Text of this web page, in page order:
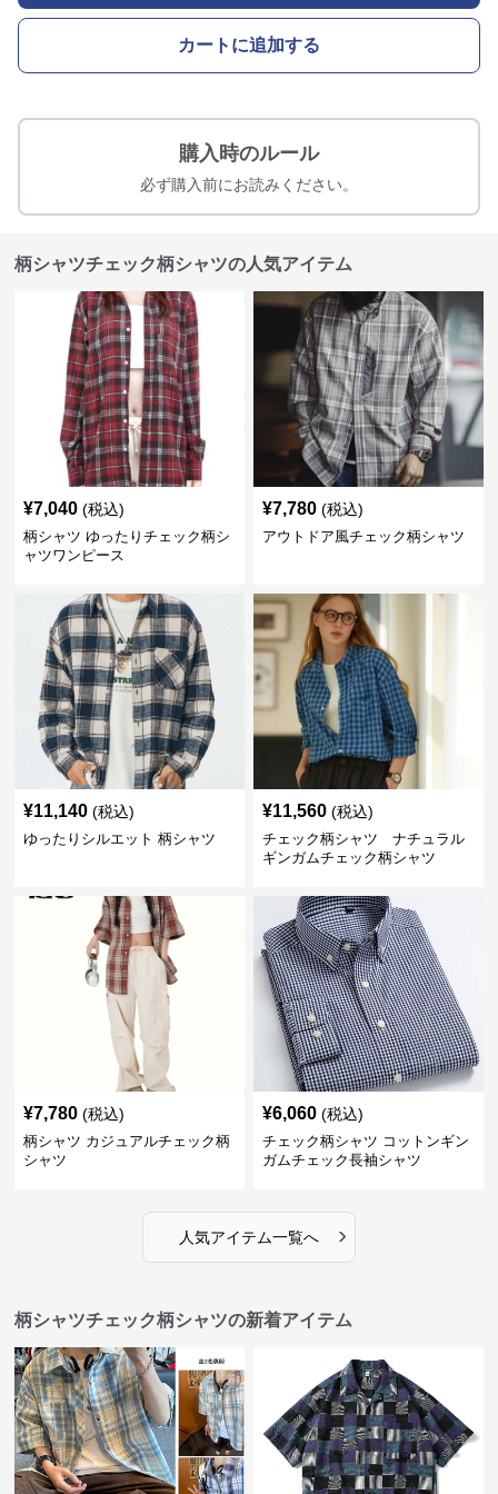
カートに追加する
購入時のルール
必ず購入前にお読みください。
柄シャツチェック柄シャツの人気アイテム
¥7,040 (税込)
柄シャツ ゆったりチェック柄シ
ャツワンピース
¥7,780 (税込)
アウトドア風チェック柄シャツ
¥11,140 (税込)
ゆったりシルエット 柄シャツ
¥11,560 (税込)
チェック柄シャツ ナチュラル
ギンガムチェック柄シャツ
¥7,780 (税込)
柄シャツ カジュアルチェック柄
シャツ
¥6,060 (税込)
チェック柄シャツ コットンギン
ガムチェック長袖シャツ
人気アイテム一覧へ ›
柄シャツチェック柄シャツの新着アイテム